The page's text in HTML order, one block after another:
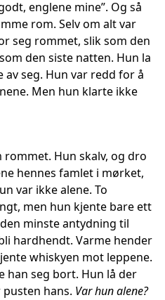
englene mine”. Og så
rom. Selv om alt var
seg rommet, slik som den
den siste natten. Hun la
seg. Hun var redd for å
Men hun klarte ikke
Hun skalv, og dro
hennes famlet i mørket,
var ikke alene. To
men hun kjente bare ett
minste antydning til
hardhendt. Varme hender
whiskyen mot leppene.
han seg bort. Hun lå der
hans. Var hun alene?